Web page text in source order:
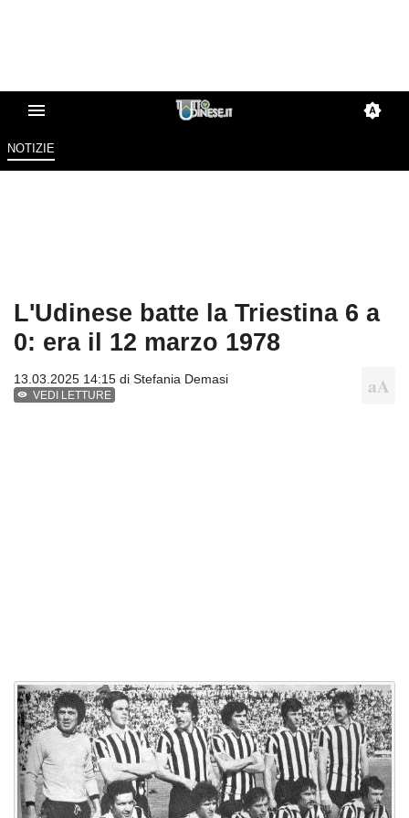
NOTIZIE
L'Udinese batte la Triestina 6 a
0: era il 12 marzo 1978
13.03.2025 14:15 di Stefania Demasi
VEDI LETTURE